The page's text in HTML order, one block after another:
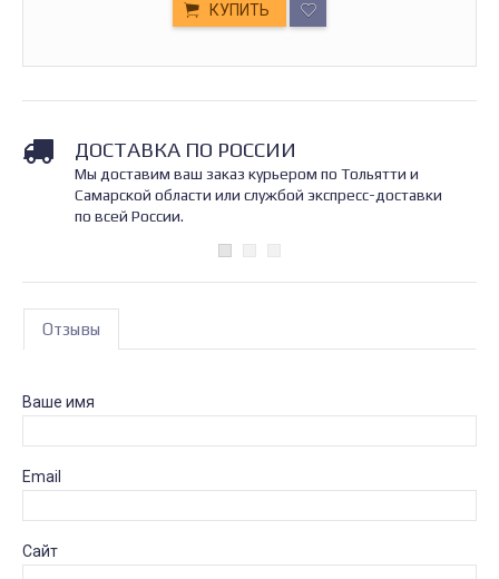
КУПИТЬ
ДОСТАВКА ПО РОССИИ
Мы доставим ваш заказ курьером по Тольятти и
Самарской области или службой экспресс-доставки
по всей России.
Отзывы
Ваше имя
Email
Сайт